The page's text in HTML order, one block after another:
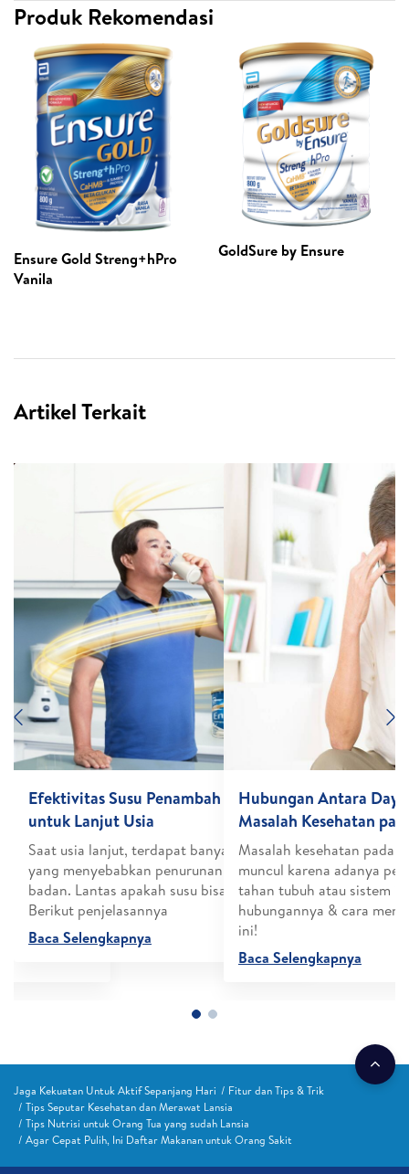
Produk Rekomendasi
Ensure Gold Streng+hPro
Vanila
GoldSure by Ensure
Artikel Terkait
Previous
menjadi
dan
utama
satu di
Efektivitas Susu Penambah Berat Badan
untuk Lanjut Usia
Saat usia lanjut, terdapat banyak faktor
yang menyebabkan penurunan berat
badan. Lantas apakah susu bisa jadi solusi?
Berikut penjelasannya
Baca Selengkapnya
Hubungan Antara Daya
Masalah Kesehatan
Masalah kesehatan pada
muncul karena adanya
tahan tubuh atau sistem
hubungannya & cara
ini!
Baca Selengkapnya
Jaga Kekuatan Untuk Aktif Sepanjang Hari
Fitur dan Tips & Trik
Tips Seputar Kesehatan dan Merawat Lansia
Tips Nutrisi untuk Orang Tua yang sudah Lansia
Agar Cepat Pulih, Ini Daftar Makanan untuk Orang Sakit